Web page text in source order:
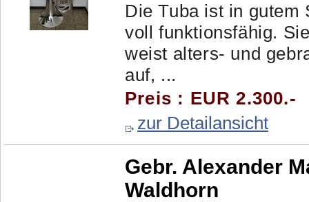
Die Tuba ist in gutem
voll funktionsfähig.
weist alters- und
auf, ...
Preis : EUR 2.300.-
zur Detailansicht
Gebr. Alexander
Waldhorn